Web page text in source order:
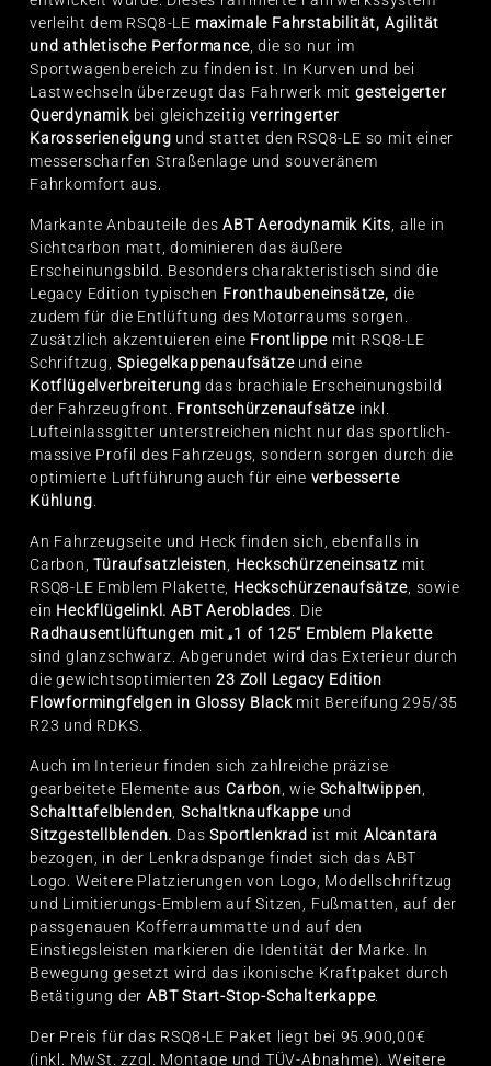
verleiht dem RSQ8-LE maximale Fahrstabilität, Agilität
und athletische Performance, die so nur im
Sportwagenbereich zu finden ist. In Kurven und bei
Lastwechseln überzeugt das Fahrwerk mit gesteigerter
Querdynamikbei gleichzeitigverringerter
Karosserieneigung und stattet den RSQ8-LE so mit einer
messerscharfen Straßenlage und souveränem
Fahrkomfort aus.
Markante Anbauteile desABT Aerodynamik Kits, alle in
Sichtcarbon matt, dominieren das äußere
Erscheinungsbild. Besonders charakteristisch sind die
Legacy Edition typischen Fronthaubeneinsätze, die
zudem für die Entlüftung des Motorraums sorgen.
Zusätzlich akzentuieren eine Frontlippe mit RSQ8-LE
Schriftzug, Spiegelkappenaufsätzeund eine
Kotflügelverbreiterung das brachiale Erscheinungsbild
der Fahrzeugfront. Frontschürzenaufsätze inkl.
Lufteinlassgitter unterstreichen nicht nur das sportlich-
massive Profil des Fahrzeugs, sondern sorgen durch die
optimierte Luftführung auch für eine verbesserte
Kühlung.
An Fahrzeugseite und Heck finden sich, ebenfalls in
Carbon, Türaufsatzleisten, Heckschürzeneinsatz mit
RSQ8-LE Emblem Plakette, Heckschürzenaufsätze, sowie
ein Heckflügel inkl. ABT Aeroblades. Die
Radhausentlüftungen mit „1 of 125“ Emblem Plakette
sind glanzschwarz. Abgerundet wird das Exterieur durch
die gewichtsoptimierten23 Zoll Legacy Edition
Flowformingfelgen in Glossy Black mit Bereifung 295/35
R23 und RDKS.
Auch im Interieur finden sich zahlreiche präzise
gearbeitete Elemente aus Carbon, wie Schaltwippen,
Schalttafelblenden,Schaltknaufkappeund
Sitzgestellblenden. DasSportlenkrad ist mitAlcantara
bezogen, in der Lenkradspange findet sich das ABT
Logo. Weitere Platzierungen von Logo, Modellschriftzug
und Limitierungs-Emblem auf Sitzen, Fußmatten, auf der
passgenauen Kofferraummatte und auf den
Einstiegsleisten markieren die Identität der Marke. In
Bewegung gesetzt wird das ikonische Kraftpaket durch
Betätigung derABT Start-Stop-Schalterkappe.
Der Preis für das RSQ8-LE Paket liegt bei 95.900,00€
(inkl. MwSt. zzgl. Montage und TÜV-Abnahme). Weitere